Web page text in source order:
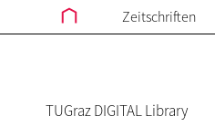
Zeitschriften
TUGraz DIGITAL Library